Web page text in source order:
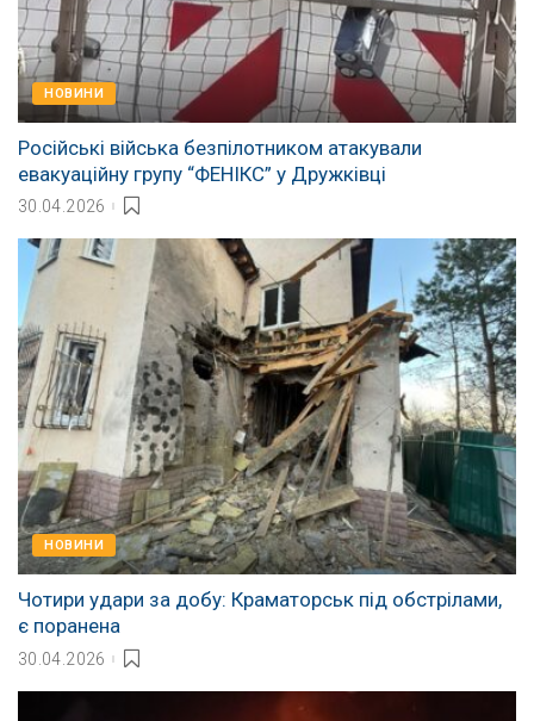
НОВИНИ
Російські війська безпілотником атакували
евакуаційну групу “ФЕНІКС” у Дружківці
30.04.2026
НОВИНИ
Чотири удари за добу: Краматорськ під обстрілами,
є поранена
30.04.2026